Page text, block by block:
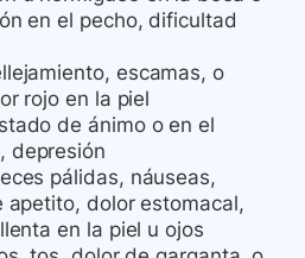
en el pecho, dificultad
escamas, o
rojo en la piel
de ánimo o en el
depresión
pálidas, náuseas,
apetito, dolor estomacal,
en la piel u ojos